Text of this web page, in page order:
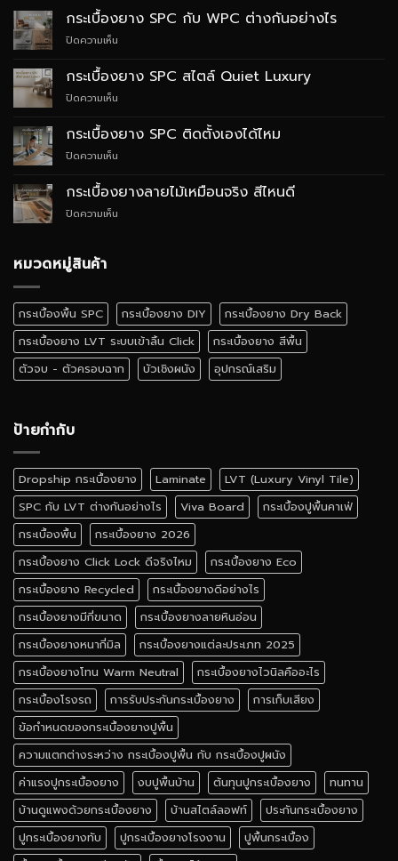
กระเบื้องยาง SPC กับ WPC ต่างกันอย่างไร
ปิดความเห็น
ยาง
SPC
ต่าง
กระเบื้องยาง SPC สไตล์ Quiet Luxury
ปิดความเห็น
ยาง
SPC
Luxury
กระเบื้องยาง SPC ติดตั้งเองได้ไหม
ปิดความเห็น
ยาง
SPC
กระเบื้องยางลายไม้เหมือนจริง สีไหนดี
ปิดความเห็น
สี
ไหน
ดี
หมวดหมู่สินค้า
กระเบื้องพื้น SPC กระเบื้องยาง DIY
กระเบื้องยาง Dry Back
กระเบื้องยาง LVT ระบบเข้าลิ้น Click
กระเบื้องยาง สีพื้น
ตัวจบ - ตัวครอบฉาก
บัวเชิงผนัง อุปกรณ์เสริม
ป้ายกำกับ
Dropship กระเบื้องยาง Laminate
LVT (Luxury Vinyl Tile)
SPC กับ LVT ต่างกันอย่างไร
Viva Board
กระเบื้องปูพื้นคาเฟ่
กระเบื้องพื้น
กระเบื้องยาง 2026
กระเบื้องยาง Click Lock ดีจริงไหม
กระเบื้องยาง Eco
กระเบื้องยาง Recycled
กระเบื้องยางดีอย่างไร
กระเบื้องยางมีกี่ขนาด
กระเบื้องยางลายหินอ่อน
กระเบื้องยางหนากี่มิล
กระเบื้องยางแต่ละประเภท 2025
กระเบื้องยางโทน Warm Neutral
กระเบื้องยางไวนิลคืออะไร
กระเบื้องโรงรถ
การรับประกันกระเบื้องยาง
การเก็บเสียง
ข้อกำหนดของกระเบื้องยางปูพื้น
ความแตกต่างระหว่าง กระเบื้องปูพื้น กับ กระเบื้องปูผนัง
ค่าแรงปูกระเบื้องยาง
งบปูพื้นบ้าน ต้นทุนปูกระเบื้องยาง
ทนทาน
บ้านดูแพงด้วยกระเบื้องยาง
บ้านสไตล์ลอฟท์
ประกันกระเบื้องยาง
ปูกระเบื้องยางทับ
ปูกระเบื้องยางโรงงาน
ปูพื้นกระเบื้อง